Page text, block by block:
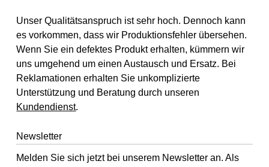
Unser Qualitätsanspruch ist sehr hoch. Dennoch kann
es vorkommen, dass wir Produktionsfehler übersehen.
Wenn Sie ein defektes Produkt erhalten, kümmern wir
uns umgehend um einen Austausch und Ersatz. Bei
Reklamationen erhalten Sie unkomplizierte
Unterstützung und Beratung durch unseren
Kundendienst.
Newsletter
Melden Sie sich jetzt bei unserem Newsletter an. Als